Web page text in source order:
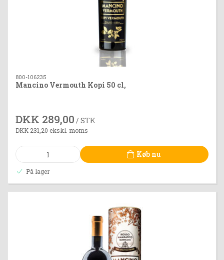
800-106235
Mancino Vermouth Kopi 50 cl,
DKK 289,00 / STK
DKK 231,20 ekskl. moms
Køb nu
På lager